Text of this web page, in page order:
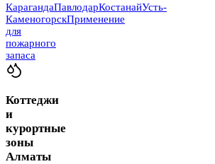
КарагандаПавлодарКостанайУсть-
КаменогорскПрименение
для
пожарного
запаса
Коттеджи
и
курортные
зоны
Алматы